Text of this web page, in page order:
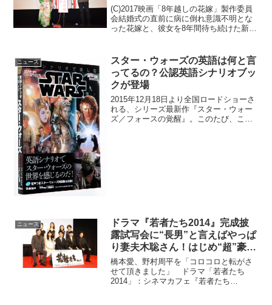
(C)2017映画「8年越しの花嫁」製作委員
会結婚式の直前に病に倒れ意識不明とな
った花嫁と、彼女を8年間待ち続けた新郎
いた映画」、「涙なしでは見られな
い！」といった口コ...
ニュース
スター・ウォーズの英語は何と言
ってるの？公認英語シナリオブッ
クが登場
2015年12月18日より全国ロードショーさ
れる、シリーズ最新作『スター・ウォー
ズ／フォースの覚醒』。このたび、これ
ニュース
ドラマ『若者たち2014』完成披
露試写会に“長男”と言えばやっぱ
り妻夫木聡さん！はじめ“超”豪華
キャストが集合♪
橋本愛、野村周平を「コロコロと転がさ
せて頂きました」 ドラマ「若者たち
2014」：シネマカフェ『若者たち